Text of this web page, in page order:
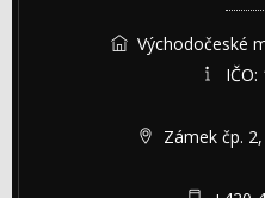
Východočeské
Zámek čp.